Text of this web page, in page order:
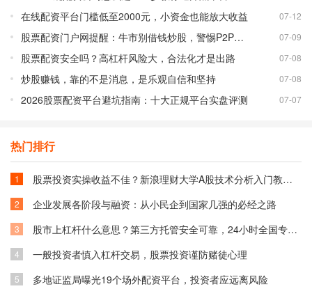
在线配资平台门槛低至2000元，小资金也能放大收益 07-12
股票配资门户网提醒：牛市别借钱炒股，警惕P2P配资风险 07-09
股票配资安全吗？高杠杆风险大，合法化才是出路 07-08
炒股赚钱，靠的不是消息，是乐观自信和坚持 07-08
2026股票配资平台避坑指南：十大正规平台实盘评测 07-07
热门排行
1 股票投资实操收益不佳？新浪理财大学A股技术分析入门教你融入技术获利
2 企业发展各阶段与融资：从小民企到国家几强的必经之路
3 股市上杠杆什么意思？第三方托管安全可靠，24小时全国专业解答！多地服务
4 一般投资者慎入杠杆交易，股票投资谨防赌徒心理
5 多地证监局曝光19个场外配资平台，投资者应远离风险